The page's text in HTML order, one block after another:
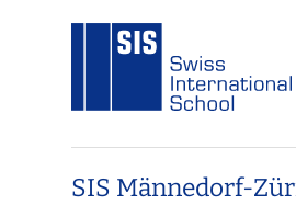
SIS Männedorf-